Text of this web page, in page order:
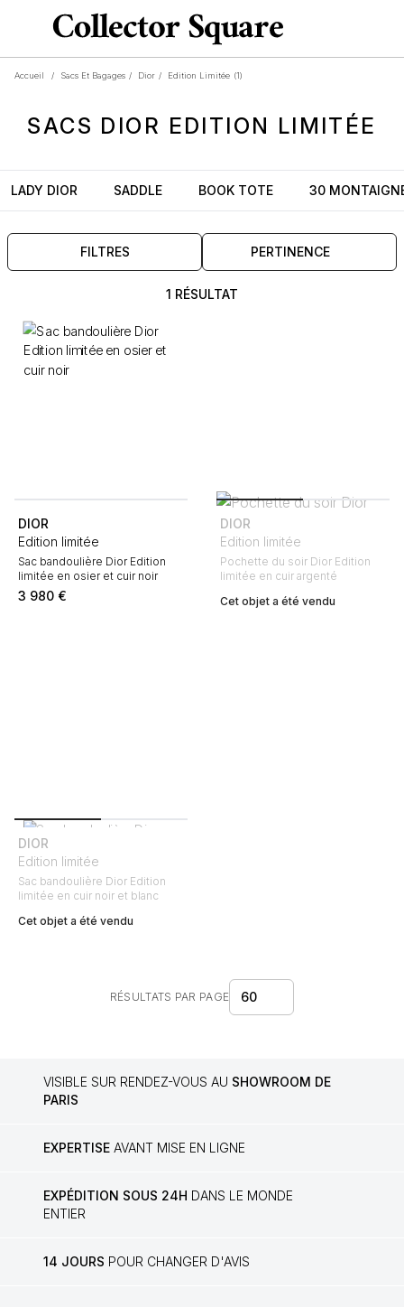
Accueil / Sacs Et Bagages / Dior / Edition Limitée (1)
SACS DIOR EDITION LIMITÉE
LADY DIOR SADDLE BOOK TOTE 30
FILTRES PERTINENCE
1 RÉSULTAT
DIOR
Edition limitée
Sac bandoulière Dior Edition
limitée en osier et cuir noir
3 980 €
DIOR
Edition limitée
Pochette du soir Dior Edition
limitée en cuir argenté
Cet objet a été vendu
DIOR
Edition limitée
Sac bandoulière Dior Edition
limitée en cuir noir et blanc
Cet objet a été vendu
RÉSULTATS PAR PAGE 60
VISIBLE SUR RENDEZ-VOUS AU SHOWROOM DE
PARIS
EXPERTISE AVANT MISE EN LIGNE
EXPÉDITION SOUS 24H DANS LE MONDE
ENTIER
14 JOURS POUR CHANGER D'AVIS